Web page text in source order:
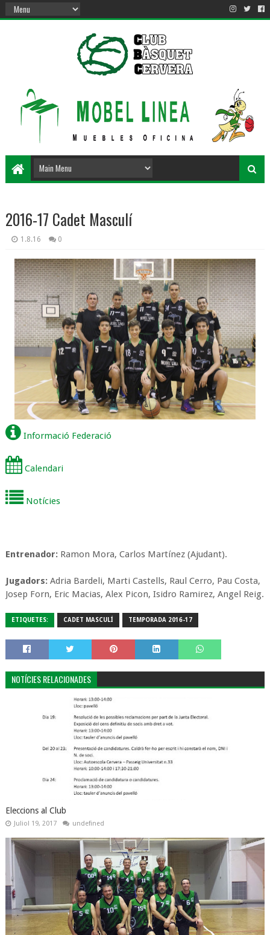
2016-17 Cadet Masculí
1.8.16 0
Informació Federació
Calendari
Notícies
Entrenador: Ramon Mora, Carlos Martínez (Ajudant).
Jugadors: Adria Bardeli, Marti Castells, Raul Cerro, Pau Costa,
Josep Forn, Eric Macias, Alex Picon, Isidro Ramirez, Angel Reig.
ETIQUETES: CADET MASCULÍ TEMPORADA 2016-17
NOTÍCIES RELACIONADES
Eleccions al Club
Juliol 19, 2017 undefined